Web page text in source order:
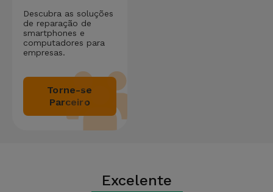
Descubra as soluções
de reparação de
smartphones e
computadores para
empresas.
Torne-se
Parceiro
Excelente